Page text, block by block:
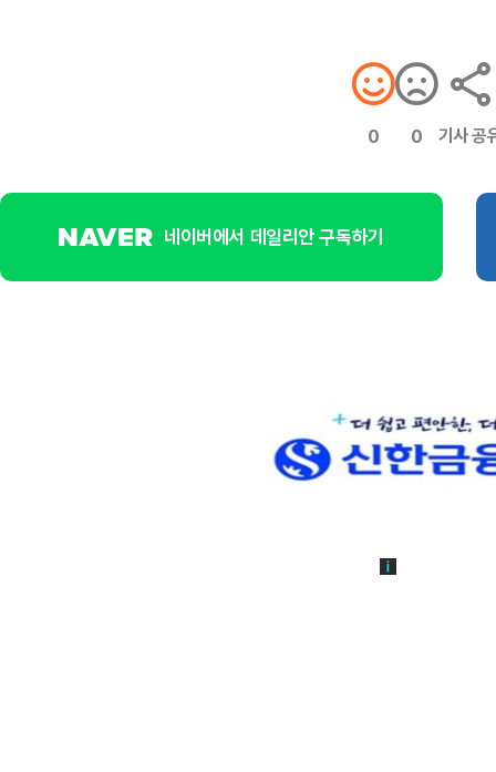
0 0 기사 공
네이버에서 데일리안 구독하기